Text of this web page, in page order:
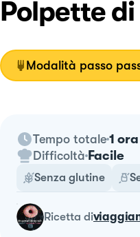
Polpette
Modalità passo
Tempo totale 1
Difficoltà Facile
Senza glutine
ricetta di